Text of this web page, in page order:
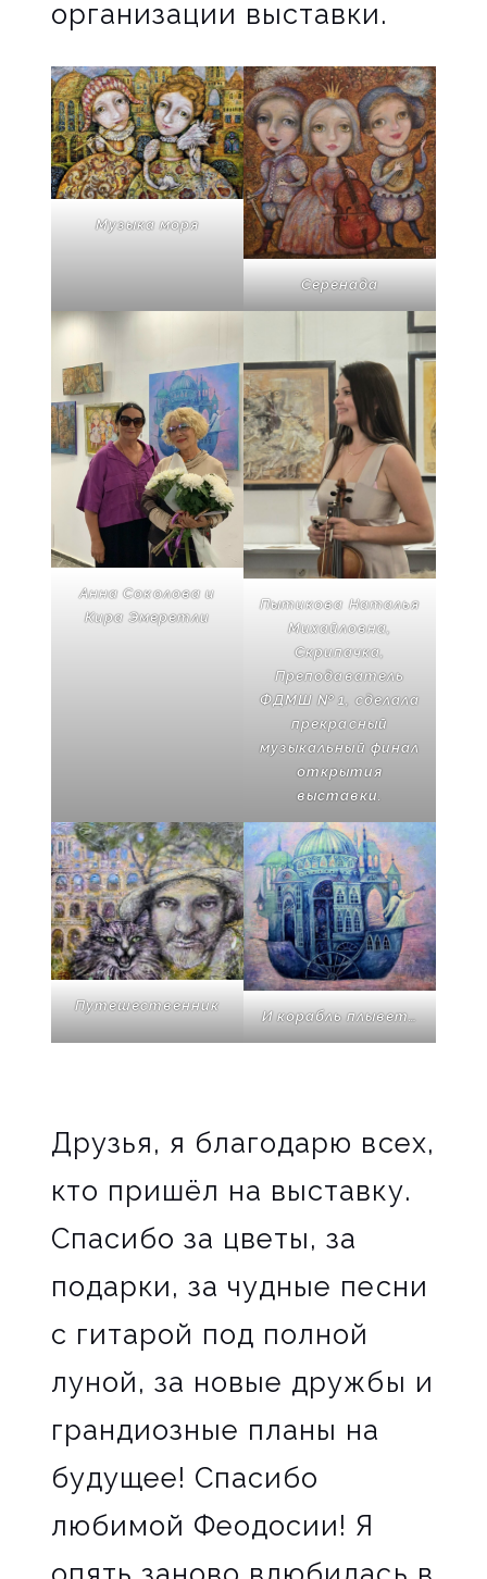
организации выставки.
Музыка моря
Серенада
Анна Соколова и
Кира Эмеретли
Пытикова Наталья
Михайловна,
Скрипачка,
Преподаватель
ФДМШ № 1, сделала
прекрасный
музыкальный финал
открытия
выставки.
Путешественник
И корабль плывет…
Друзья, я благодарю всех,
кто пришёл на выставку.
Спасибо за цветы, за
подарки, за чудные песни
с гитарой под полной
луной, за новые дружбы и
грандиозные планы на
будущее! Спасибо
любимой Феодосии! Я